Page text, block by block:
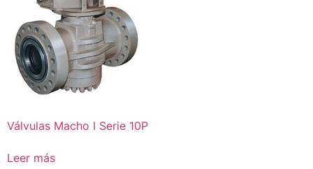
Válvulas Macho I Serie 10P
Leer más